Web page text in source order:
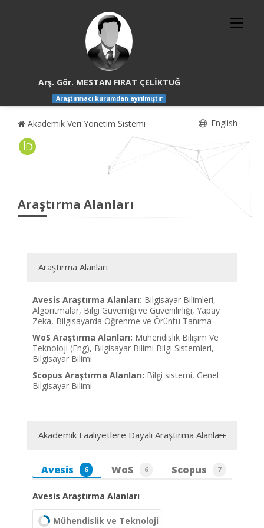
Arş. Gör. MESTAN FIRAT ÇELİKTUĞ
Araştırmacı kurumdan ayrılmıştır
Akademik Veri Yönetim Sistemi English
Araştırma Alanları
Araştırma Alanları
Avesis Araştırma Alanları: Bilgisayar Bilimleri,
Algoritmalar, Bilgi Güvenliği ve Güvenilirliği, Yapay
Zeka, Bilgisayarda Öğrenme ve Örüntü Tanıma
WoS Araştırma Alanları: Mühendislik Bilişim Ve
Teknoloji (Eng), Bilgisayar Bilimi Bilgi Sistemleri,
Bilgisayar Bilimi
Scopus Araştırma Alanları: Bilgi sistemi, Genel
Bilgisayar Bilimi
Akademik Faaliyetlere Dayalı Araştırma Alanları
Avesis 6 WoS 6 Scopus 7
Avesis Araştırma Alanları
Mühendislik ve Teknoloji